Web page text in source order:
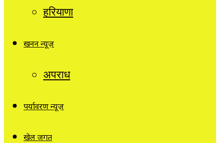
हरियाणा
खनन न्यूज़
अपराध
पर्यावरण न्यूज़
खेल जगत